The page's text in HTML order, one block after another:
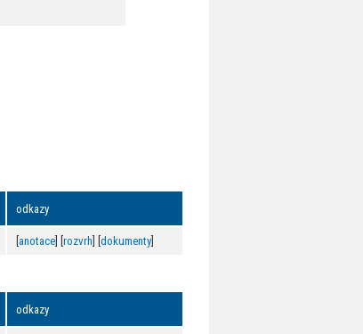
odkazy
anotace rozvrh dokumenty
odkazy